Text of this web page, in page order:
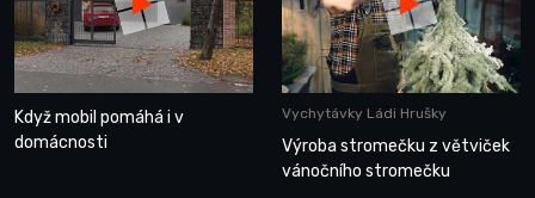
Když mobil pomáhá i v
domácnosti
Vychytávky Ládi Hrušky
Výroba stromečku z větviček
vánočního stromečku